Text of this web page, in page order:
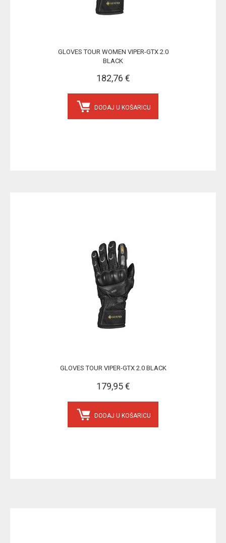
GLOVES TOUR WOMEN VIPER-GTX 2.0
BLACK
182,76 €
DODAJ U KOŠARICU
GLOVES TOUR VIPER-GTX 2.0 BLACK
179,95 €
DODAJ U KOŠARICU